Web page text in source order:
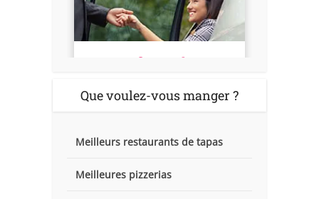
Que voulez-vous manger ?
Meilleurs restaurants de tapas
Meilleures pizzerias